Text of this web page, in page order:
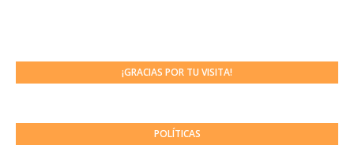
¡GRACIAS POR TU VISITA!
POLÍTICAS